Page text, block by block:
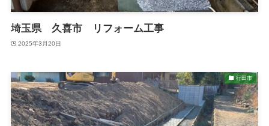
埼玉県 久喜市 リフォーム工事
2025年3月20日
行田市